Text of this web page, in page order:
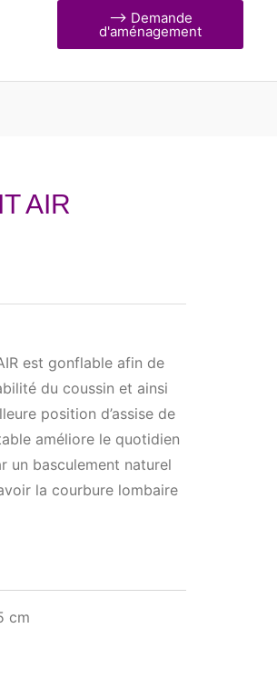
⟶ Demande
d'aménagement
AIR
est gonflable afin de
du coussin et ainsi
position d’assise de
améliore le quotidien
un basculement naturel
la courbure lombaire
cm